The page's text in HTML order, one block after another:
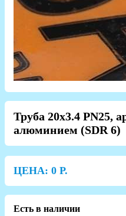
Труба 20х3.4 PN25,
алюминием (SDR 6)
ЦЕНА: 0 Р.
Есть в наличии